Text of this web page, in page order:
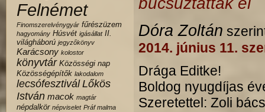
Felnémet
Finomszerelvénygyár fűrészüzem
hagyomány Húsvét igásállat II.
világháború jegyzőkönyv
Karácsony kolostor
könyvtár Közösségi nap
Közösségépítők lakodalom
lecsófesztivál Lőkös
István macok magtár
népdalkör népviselet Práf malma
Dóra Zoltán
2014. június 11.
Drága Editke!
Boldog nyugdíjas
Szeretettel: Zoli